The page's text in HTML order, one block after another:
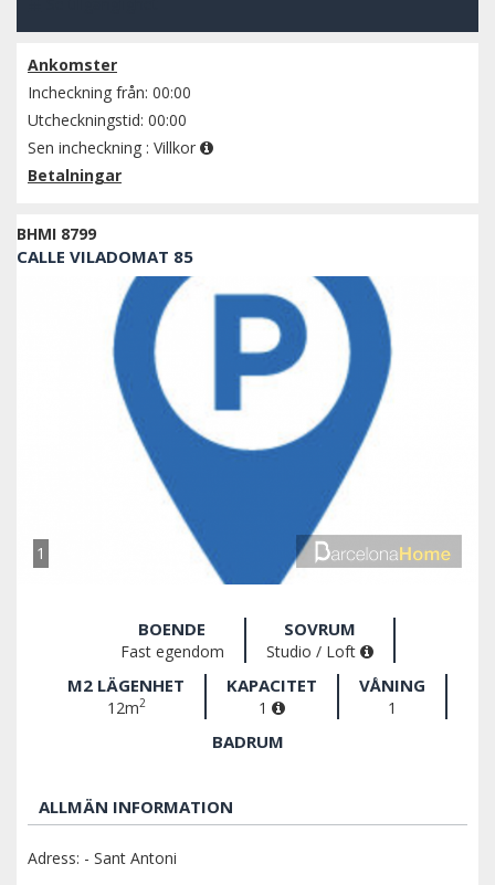
Ankomster
Incheckning från: 00:00
Utcheckningstid: 00:00
Sen incheckning : Villkor
Betalningar
BHMI 8799
CALLE VILADOMAT 85
1
BOENDE
Fast egendom
SOVRUM
Studio / Loft
M2 LÄGENHET
12m2
KAPACITET
1
VÅNING
1
BADRUM
ALLMÄN INFORMATION
Adress: - Sant Antoni